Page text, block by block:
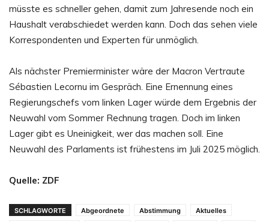
müsste es schneller gehen, damit zum Jahresende noch ein
Haushalt verabschiedet werden kann. Doch das sehen viele
Korrespondenten und Experten für unmöglich.
Als nächster Premierminister wäre der Macron Vertraute
Sébastien Lecornu im Gespräch. Eine Ernennung eines
Regierungschefs vom linken Lager würde dem Ergebnis der
Neuwahl vom Sommer Rechnung tragen. Doch im linken
Lager gibt es Uneinigkeit, wer das machen soll. Eine
Neuwahl des Parlaments ist frühestens im Juli 2025 möglich.
Quelle: ZDF
SCHLAGWORTE Abgeordnete Abstimmung
Aktuelles